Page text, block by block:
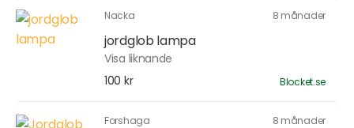
Nacka 8 månader
jordglob lampa
Visa liknande
100 kr
Blocket.se
Forshaga 8 månader